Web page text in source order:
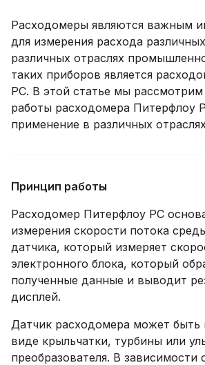
Расходомеры являются важным
для измерения расхода
различных отраслях
таких приборов является
РС. В этой статье мы
работы расходомера Питерфлоу
применение в различных
Принцип работы
Расходомер Питерфлоу РС
измерения скорости потока
датчика, который измеряет
электронного блока, который
полученные данные и выводит
дисплей.
Датчик расходомера может быть
виде крыльчатки, турбины или
преобразователя. В зависимости